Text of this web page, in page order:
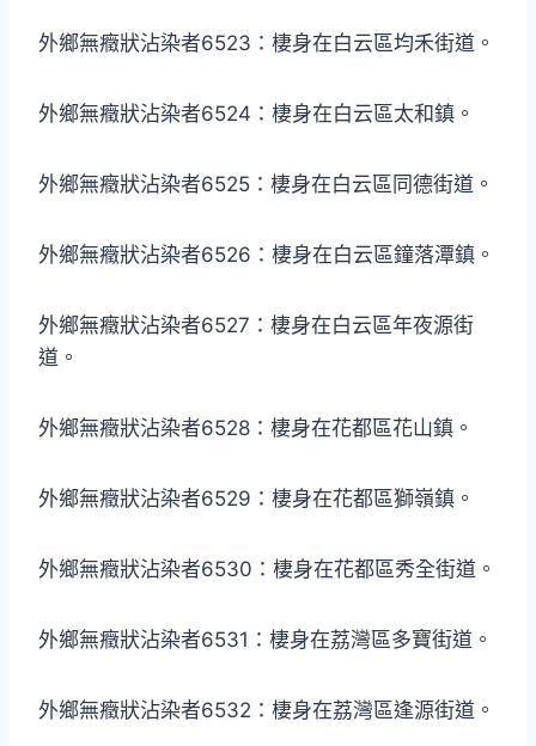
外鄉無癥狀沾染者6523：棲身在白云區均禾街道。
外鄉無癥狀沾染者6524：棲身在白云區太和鎮。
外鄉無癥狀沾染者6525：棲身在白云區同德街道。
外鄉無癥狀沾染者6526：棲身在白云區鐘落潭鎮。
外鄉無癥狀沾染者6527：棲身在白云區年夜源街
道。
外鄉無癥狀沾染者6528：棲身在花都區花山鎮。
外鄉無癥狀沾染者6529：棲身在花都區獅嶺鎮。
外鄉無癥狀沾染者6530：棲身在花都區秀全街道。
外鄉無癥狀沾染者6531：棲身在荔灣區多寶街道。
外鄉無癥狀沾染者6532：棲身在荔灣區逢源街道。